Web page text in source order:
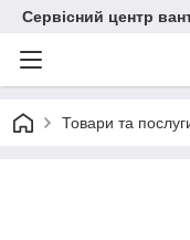
Сервісний центр
Товари та